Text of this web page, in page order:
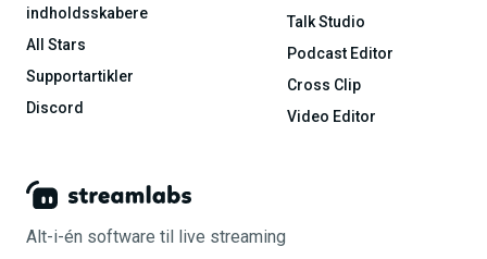
Alt-i-én software til live streaming
indholdsskabere
All Stars
Supportartikler
Discord
Talk Studio
Podcast Editor
Cross Clip
Video Editor